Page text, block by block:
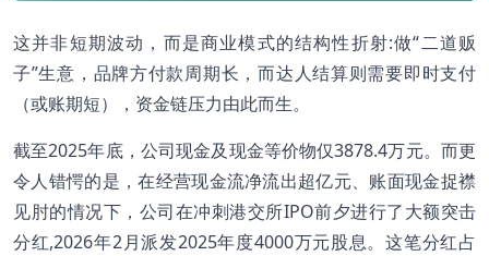
这并非短期波动，而是商业模式的结构性折射:做“二道贩
子”生意，品牌方付款周期长，而达人结算则需要即时支付
（或账期短），资金链压力由此而生。
截至2025年底，公司现金及现金等价物仅3878.4万元。而更
令人错愕的是，在经营现金流净流出超亿元、账面现金捉襟
见肘的情况下，公司在冲刺港交所IPO前夕进行了大额突击
分红,2026年2月派发2025年度4000万元股息。这笔分红占